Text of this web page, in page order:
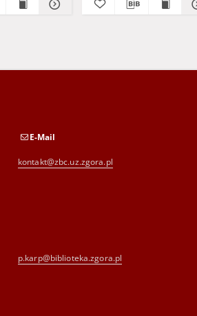
E-Mail
kontakt@zbc.uz.zgora.pl
p.karp@biblioteka.zgora.pl